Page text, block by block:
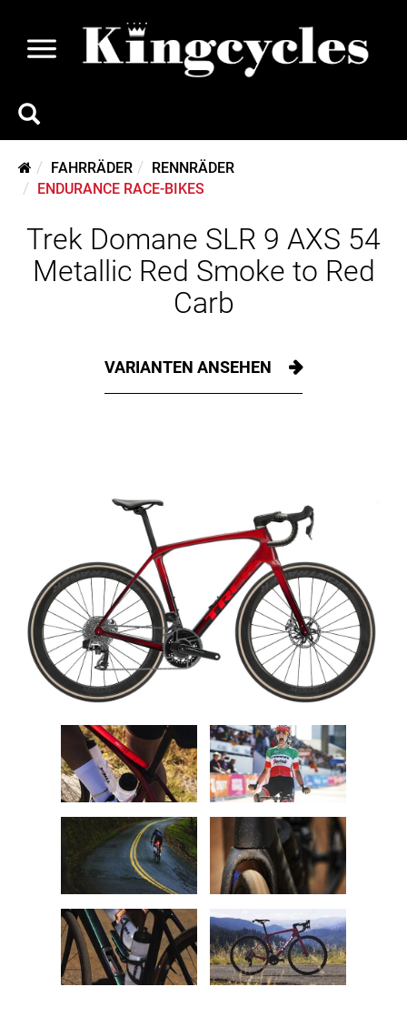
FAHRRÄDER
RENNRÄDER
ENDURANCE RACE-BIKES
Trek Domane SLR 9 AXS 54
Metallic Red Smoke to Red
Carb
VARIANTEN ANSEHEN